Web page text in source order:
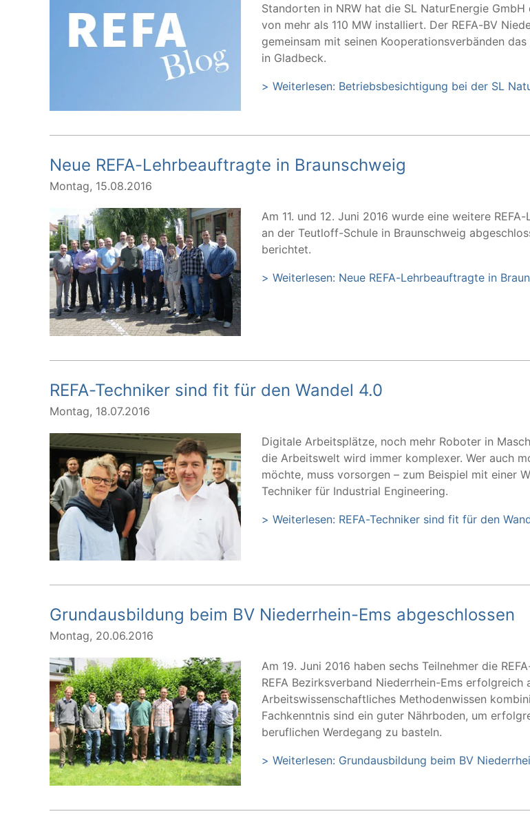
Standorten in NRW hat die SL NaturEnergie
von mehr als 110 MW installiert. Der REFA-BV
gemeinsam mit seinen Kooperationsverbänden
in Gladbeck.
> Weiterlesen: Betriebsbesichtigung bei der SL
Neue REFA-Lehrbeauftragte in Braunschweig
Montag, 15.08.2016
Am 11. und 12. Juni 2016 wurde eine weitere
an der Teutloff-Schule in Braunschweig
berichtet.
> Weiterlesen: Neue REFA-Lehrbeauftragte in
REFA-Techniker sind fit für den Wandel 4.0
Montag, 18.07.2016
Digitale Arbeitsplätze, noch mehr Roboter in
die Arbeitswelt wird immer komplexer. Wer auch
möchte, muss vorsorgen – zum Beispiel mit einer
Techniker für Industrial Engineering.
> Weiterlesen: REFA-Techniker sind fit für den
Grundausbildung beim BV Niederrhein-Ems abgeschlossen
Montag, 20.06.2016
Am 19. Juni 2016 haben sechs Teilnehmer die
REFA Bezirksverband Niederrhein-Ems erfolgreich
Arbeitswissenschaftliches Methodenwissen
Fachkenntnis sind ein guter Nährboden, um
beruflichen Werdegang zu basteln.
> Weiterlesen: Grundausbildung beim BV